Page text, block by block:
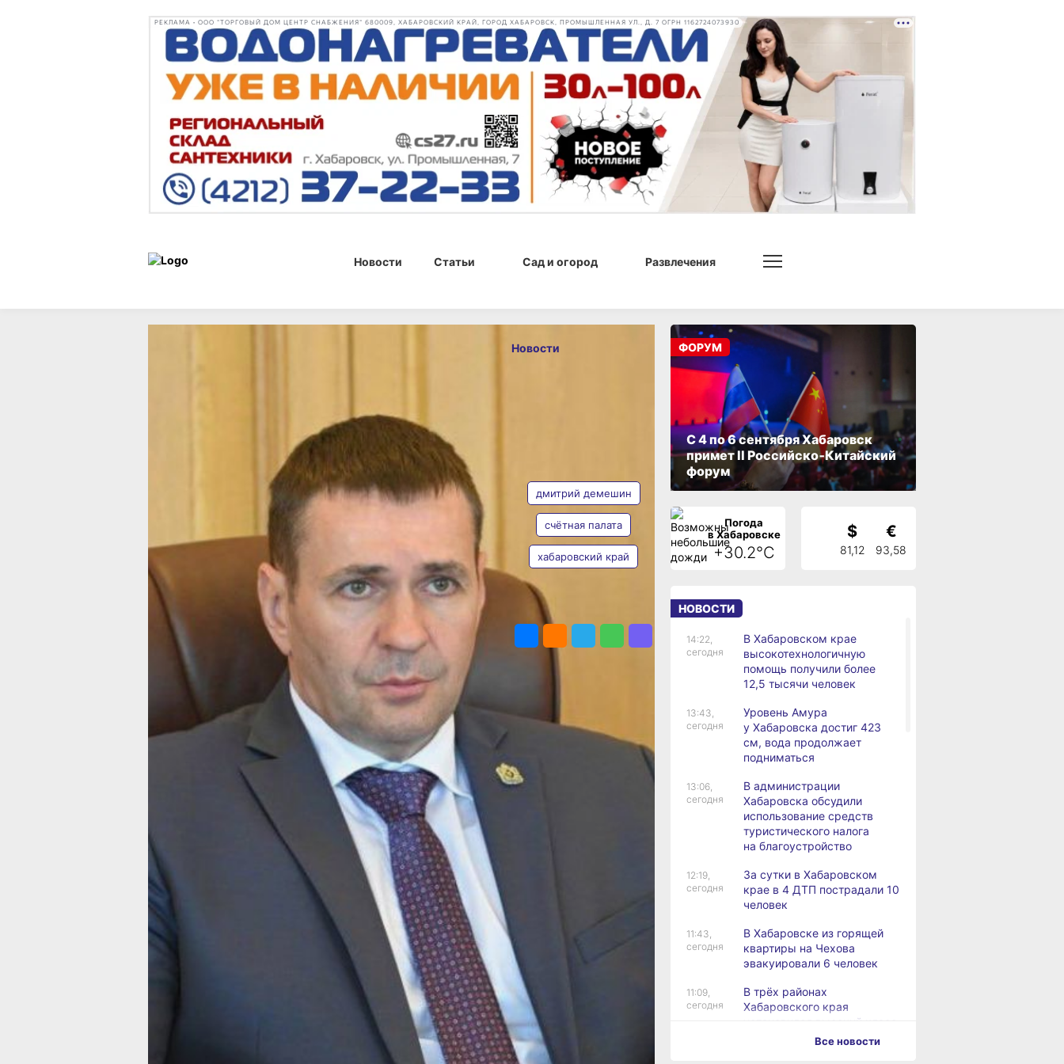
РЕКЛАМА • ООО "ТОРГОВЫЙ ДОМ ЦЕНТР СНАБЖЕНИЯ" 680009, ХАБАРОВСКИЙ КРАЙ, ГОРОД ХАБАРОВСК, ПРОМЫШЛЕННАЯ УЛ., Д. 7 ОГРН 1162724073930
Новости Статьи Сад и огород Развлечения
соглашение
о сотрудничестве
с Контрольно-
счетной палатой
Планируется результативно реализовывать
нацпроекты и госпрограммы
Фото:
Вячеслав Реутов / khabkrai.ru
Соглашение о взаимодействии подписали
Дмитрий Демешин и председатель
Контрольно-счетной палаты региона Ирина
ресс-службе
губернатора и правительства Хабаровского
В документе определены направления
и формы сотрудничества правительства края
и контрольно-счётного органа.
«Очень важно, чтобы острие контрольной
функции было направлено на самые
проблемные моменты, которые волнуют
наших жителей. Чтобы Контрольно-счетная
палата проверяла именно это. Нам не нужно
ничего скрывать, население — наши
союзники», — отметил глава региона.
По словам Дмитрия Демешина, основная
задача Контрольно-счетной палаты состоит
в выявлении нарушений в бюджетной сфере
и недопуске сбоев в реализации проектов.
Поэтому правительство края и Контрольно-
счетная палата региона в рамках
сотрудничества должны активно
хорошей экономикой — эффекты для людей,
Новости
АВТОР
Ольга
Дмитриева
дмитрий демешин
счётная палата
хабаровский край
ПОДЕЛИТЬСЯ
С 4 по 6 сентября Хабаровск
примет II Российско‑Китайский
форум
ФОРУМ
Погода
в Хабаровске
+30.2°C
$
81,12
€
93,58
НОВОСТИ
14:22,
сегодня
В Хабаровском крае
высокотехнологичную
помощь получили более
12,5 тысячи человек
13:43,
сегодня
Уровень Амура
у Хабаровска достиг 423
см, вода продолжает
подниматься
13:06,
сегодня
В администрации
Хабаровска обсудили
использование средств
туристического налога
на благоустройство
12:19,
сегодня
За сутки в Хабаровском
крае в 4 ДТП пострадали 10
человек
11:43,
сегодня
В Хабаровске из горящей
квартиры на Чехова
эвакуировали 6 человек
11:09,
сегодня
В трёх районах
Хабаровского края
установился высокий класс
пожарной опасности
Все новости